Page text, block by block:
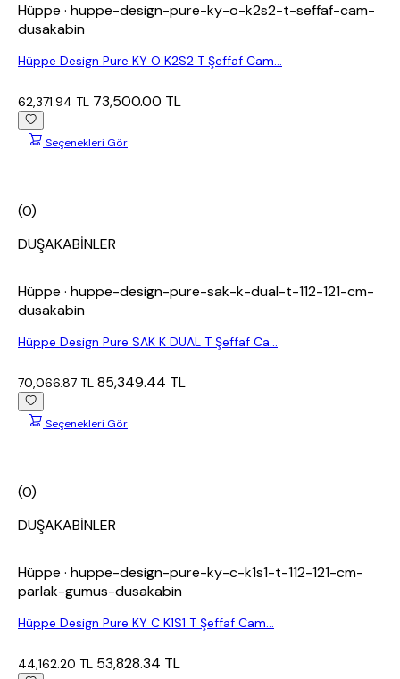
Hüppe · huppe-design-pure-ky-o-k2s2-t-seffaf-cam-
dusakabin
Hüppe Design Pure KY O K2S2 T Şeffaf Cam...
62,371.94 TL 73,500.00 TL
Seçenekleri Gör
(0)
DUŞAKABİNLER
Hüppe · huppe-design-pure-sak-k-dual-t-112-121-cm-
dusakabin
Hüppe Design Pure SAK K DUAL T Şeffaf Ca...
70,066.87 TL 85,349.44 TL
Seçenekleri Gör
(0)
DUŞAKABİNLER
Hüppe · huppe-design-pure-ky-c-k1s1-t-112-121-cm-
parlak-gumus-dusakabin
Hüppe Design Pure KY C K1S1 T Şeffaf Cam...
44,162.20 TL 53,828.34 TL